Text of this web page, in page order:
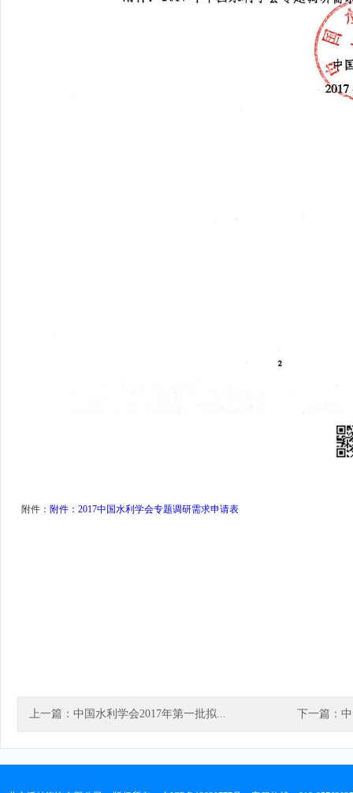
附件： 附件：2017中国水利学会专题调研需求申请表
上一篇：中国水利学会2017年第一批拟... 下一篇：